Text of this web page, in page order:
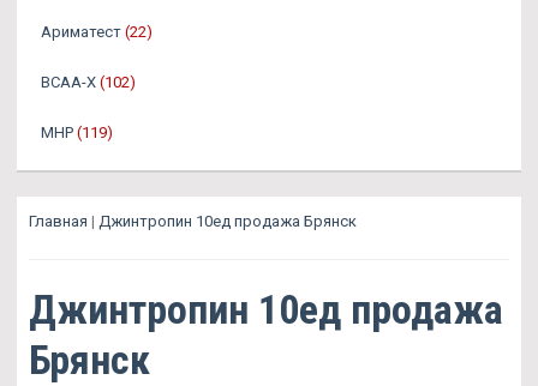
Ариматест (22)
BCAA-X (102)
MHP (119)
Главная | Джинтропин 10ед продажа Брянск
Джинтропин 10ед продажа
Брянск